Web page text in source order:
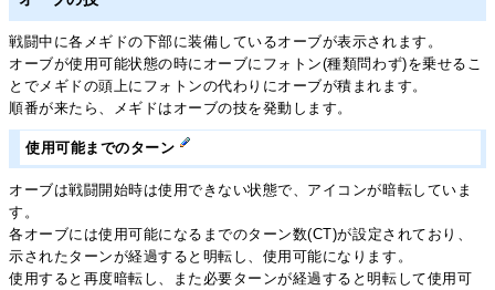
戦闘中に各メギドの下部に装備しているオーブが表示されます。
オーブが使用可能状態の時にオーブにフォトン(種類問わず)を乗せるこ
とでメギドの頭上にフォトンの代わりにオーブが積まれます。
順番が来たら、メギドはオーブの技を発動します。
使用可能までのターン
オーブは戦闘開始時は使用できない状態で、アイコンが暗転していま
す。
各オーブには使用可能になるまでのターン数(CT)が設定されており、
示されたターンが経過すると明転し、使用可能になります。
使用すると再度暗転し、また必要ターンが経過すると明転して使用可